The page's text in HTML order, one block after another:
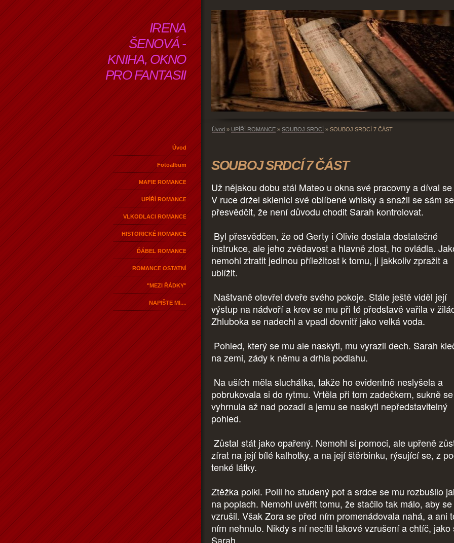
IRENA
ŠENOVÁ -
KNIHA, OKNO
PRO FANTASII
Úvod
Fotoalbum
MAFIE ROMANCE
UPÍŘÍ ROMANCE
VLKODLACI ROMANCE
HISTORICKÉ ROMANCE
ĎÁBEL ROMANCE
ROMANCE OSTATNÍ
"MEZI ŘÁDKY"
NAPIŠTE MI....
Úvod » UPÍŘÍ ROMANCE » SOUBOJ SRDCÍ » SOUBOJ SRDCÍ 7 ČÁST
SOUBOJ SRDCÍ 7 ČÁST
Už nějakou dobu stál Mateo u okna své pracovny a díval
V ruce držel sklenici své oblíbené whisky a snažil se sám
přesvědčit, že není důvodu chodit Sarah kontrolovat.
Byl přesvědčen, že od Gerty i Olivie dostala dostatečné
instrukce, ale jeho zvědavost a hlavně zlost, ho ovládla.
nemohl ztratit jedinou příležitost k tomu, ji jakkoliv zpražit a
ublížit.
Naštvaně otevřel dveře svého pokoje. Stále ještě viděl její
výstup na nádvoří a krev se mu při té představě vařila v
Zhluboka se nadechl a vpadl dovnitř jako velká voda.
Pohled, který se mu ale naskytl, mu vyrazil dech. Sarah
na zemi, zády k němu a drhla podlahu.
Na uších měla sluchátka, takže ho evidentně neslyšela a
pobrukovala si do rytmu. Vrtěla při tom zadečkem, sukně
vyhrnula až nad pozadí a jemu se naskytl nepředstavitelný
pohled.
Zůstal stát jako opařený. Nemohl si pomoci, ale upřeně
zírat na její bílé kalhotky, a na její štěrbinku, rýsující se, z
tenké látky.
Ztěžka polkl. Polil ho studený pot a srdce se mu rozbušilo
na poplach. Nemohl uvěřit tomu, že stačilo tak málo, aby se
vzrušil. Však Zora se před ním promenádovala nahá, a ani
ním nehnulo. Nikdy s ní necítil takové vzrušení a chtíč, jako
Sarah.